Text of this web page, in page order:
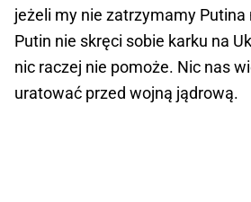
jeżeli my nie zatrzymamy Putina
Putin nie skręci sobie karku na
nic raczej nie pomoże. Nic nas
uratować przed wojną jądrową.